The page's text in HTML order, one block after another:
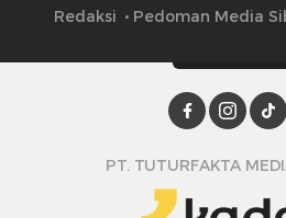
Redaksi Pedoman Media
PT. TUTURFAKTA